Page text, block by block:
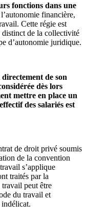
fonctions dans une
financière,
Cette régie est
distinct de la collectivité
d’autonomie juridique.
de son
dès lors
mettre en place un
des salariés est
de droit privé soumis
de la convention
s’applique
traités par la
peut être
du travail et